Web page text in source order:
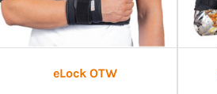
eLock OTW